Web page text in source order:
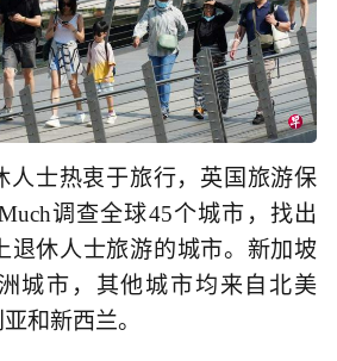
人士热衷于旅行，英国旅游保
调查全球45个城市，找出
退休人士旅游的城市。新加坡
城市，其他城市均来自北美
和新西兰。